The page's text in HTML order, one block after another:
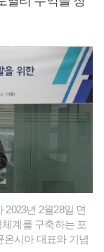
년 2월28일 면
계를 구축하는 포
온시아 대표와 기념